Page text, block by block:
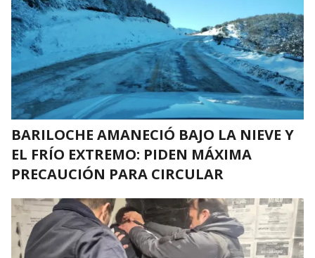
BARILOCHE AMANECIÓ BAJO LA NIEVE Y
EL FRÍO EXTREMO: PIDEN MÁXIMA
PRECAUCIÓN PARA CIRCULAR